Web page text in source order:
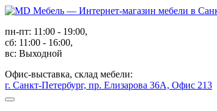
пн-пт: 11:00 - 19:00,
сб: 11:00 - 16:00,
вс: Выходной
Офис-выставка, склад мебели:
г. Санкт-Петербург, пр. Елизарова 36А, Офис 213